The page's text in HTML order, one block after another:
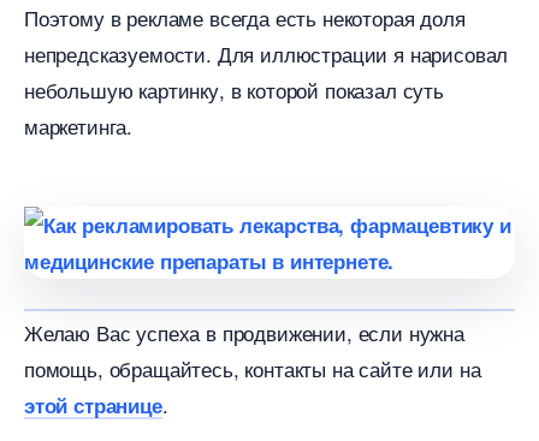
Поэтому в рекламе всегда есть некоторая доля
непредсказуемости. Для иллюстрации я нарисовал
небольшую картинку, в которой показал суть
маркетинга.
Желаю Вас успеха в продвижении, если нужна
помощь, обращайтесь, контакты на сайте или на
этой странице.